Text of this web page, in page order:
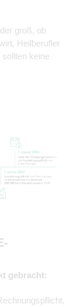
groß, ob
Heilberufler
keine
gebracht: